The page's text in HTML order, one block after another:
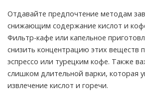
Отдавайте предпочтение методам
снижающим содержание кислот и
Фильтр-кафе или капельное
снизить концентрацию этих веществ
эспрессо или турецким кофе. Также
слишком длительной варки, которая
извлечение кислот и горечи.